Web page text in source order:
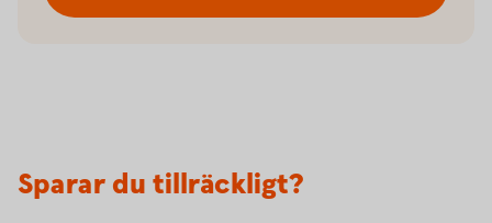
Sparar du tillräckligt?